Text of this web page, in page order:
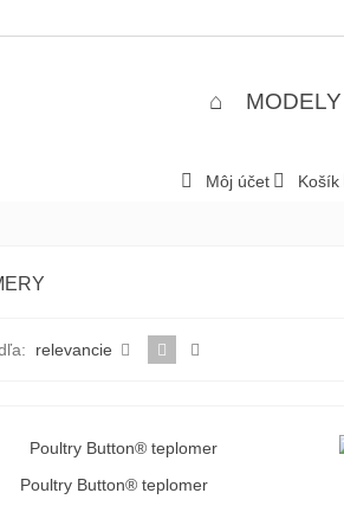
MODELY
Môj účet Košík
relevancie
Vložiť do košíka
Poultry Button® teplomer